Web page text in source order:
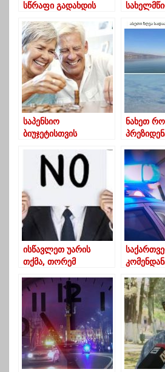
სწრაფი გადახდის
გადარიცხვისას
სავალდებულო გახდა
საპენსიო
ბიუჯეტისთვის
ნახეთ
ისწავლეთ უარის
თქმა, თორემ
– ფსიქოლოგების